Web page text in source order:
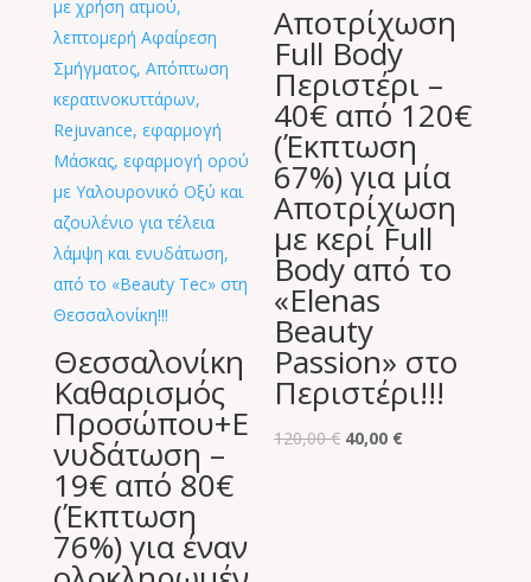
Θεσσαλονίκη
Καθαρισμός
Προσώπου+E
νυδάτωση –
19€ από 80€
(Έκπτωση
76%) για έναν
Αποτρίχωση
Full Body
Περιστέρι –
40€ από 120€
(Έκπτωση
67%) για μία
Αποτρίχωση
με κερί Full
Body από το
«Elenas
Beauty
Passion» στο
Περιστέρι!!!
120,00€ Original
40,00 €